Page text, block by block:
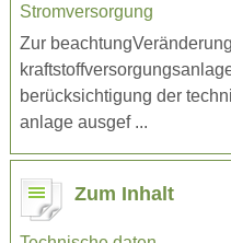
Stromversorgung
Zur
berücksichtigung der
anlage ausgef ...
Zum Inhalt